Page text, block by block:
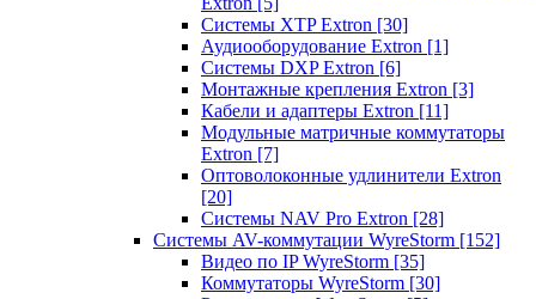
Системы XTP Extron [30]
Аудиооборудование Extron [1]
Системы DXP Extron [6]
Монтажные крепления Extron [3]
Кабели и адаптеры Extron [11]
Модульные матричные коммутаторы
Extron [7]
Оптоволоконные удлинители Extron
[20]
Системы NAV Pro Extron [28]
Системы AV-коммутации WyreStorm [152]
Видео по IP WyreStorm [35]
Коммутаторы WyreStorm [30]